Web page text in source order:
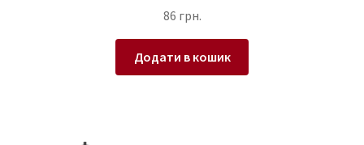
86 грн.
Додати в кошик